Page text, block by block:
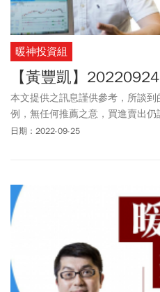
暖神投資組
【黃豐凱】
本文提供之訊息謹供參考，所談
例，無任何推薦之意，買進賣出
供訂閱戶本人使用，非經授權嚴禁
日期：2022-09-25